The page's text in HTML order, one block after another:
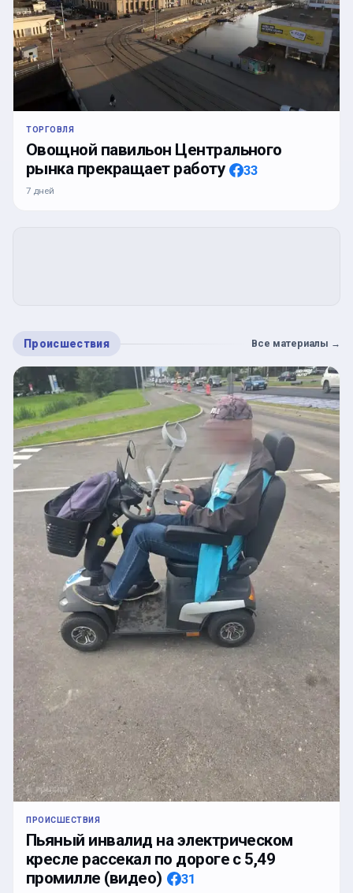
ТОРГОВЛЯ
Овощной павильон Центрального
рынка прекращает работу
33
7 дней
Происшествия Все материалы →
ПРОИСШЕСТВИЯ
Пьяный инвалид на электрическом
кресле рассекал по дороге с 5,49
промилле (видео)
31